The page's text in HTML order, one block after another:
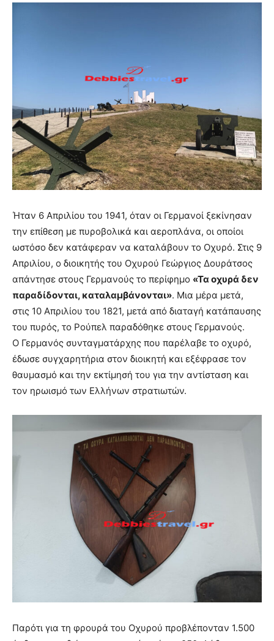
Ήταν 6 Απριλίου του 1941, όταν οι Γερμανοί ξεκίνησαν
την επίθεση με πυροβολικά και αεροπλάνα, οι οποίοι
ωστόσο δεν κατάφεραν να καταλάβουν το Οχυρό. Στις 9
Απριλίου, ο διοικητής του Οχυρού Γεώργιος Δουράτσος
απάντησε στους Γερμανούς το περίφημο «Τα οχυρά δεν
παραδίδονται, καταλαμβάνονται». Μια μέρα μετά,
στις 10 Απριλίου του 1821, μετά από διαταγή κατάπαυσης
του πυρός, το Ρούπελ παραδόθηκε στους Γερμανούς.
Ο Γερμανός συνταγματάρχης που παρέλαβε το οχυρό,
έδωσε συγχαρητήρια στον διοικητή και εξέφρασε τον
θαυμασμό και την εκτίμησή του για την αντίσταση και
τον ηρωισμό των Ελλήνων στρατιωτών.
Παρότι για τη φρουρά του Οχυρού προβλέπονταν 1.500